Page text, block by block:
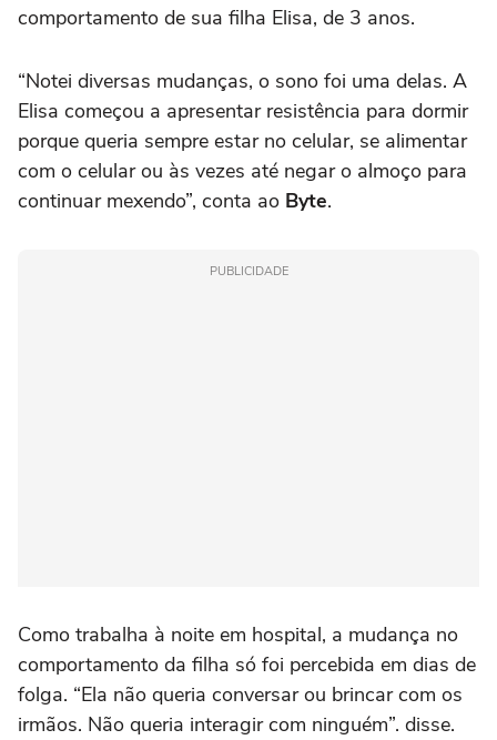
comportamento de sua filha Elisa, de 3 anos.
“Notei diversas mudanças, o sono foi uma delas. A
Elisa começou a apresentar resistência para dormir
porque queria sempre estar no celular, se alimentar
com o celular ou às vezes até negar o almoço para
continuar mexendo”, conta ao Byte.
PUBLICIDADE
Como trabalha à noite em hospital, a mudança no
comportamento da filha só foi percebida em dias de
folga. “Ela não queria conversar ou brincar com os
irmãos. Não queria interagir com ninguém”. disse.